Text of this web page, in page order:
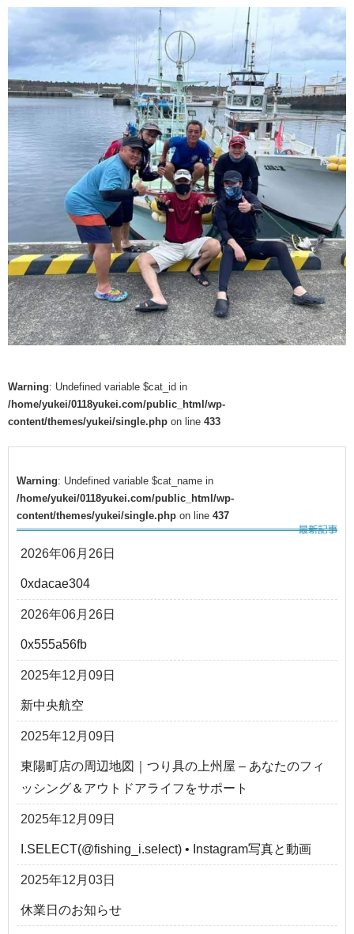
Warning: Undefined variable $cat_id in
/home/yukei/0118yukei.com/public_html/wp-
content/themes/yukei/single.php on line 433
Warning: Undefined variable $cat_name in
/home/yukei/0118yukei.com/public_html/wp-
content/themes/yukei/single.php on line 437
2026年06月26日
0xdacae304
2026年06月26日
0x555a56fb
2025年12月09日
新中央航空
2025年12月09日
東陽町店の周辺地図｜つり具の上州屋 – あなたのフィ
ッシング＆アウトドアライフをサポート
2025年12月09日
I.SELECT(@fishing_i.select) • Instagram写真と動画
2025年12月03日
休業日のお知らせ